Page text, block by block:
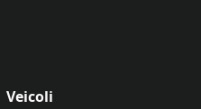
Veicoli